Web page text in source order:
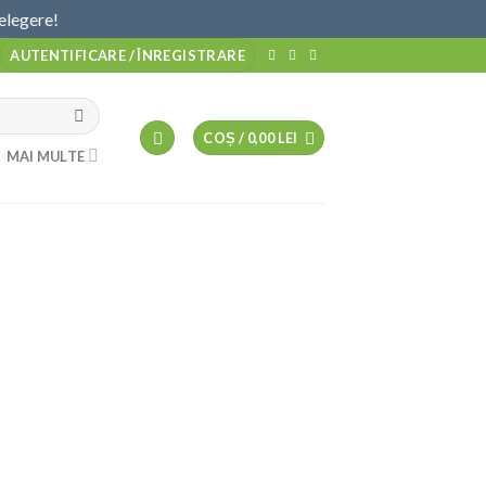
AUTENTIFICARE / ÎNREGISTRARE
MAI MULTE
COȘ / 0,00LEI